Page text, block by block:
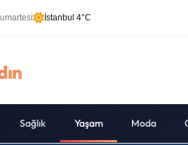
İstanbul 4°C
Sağlık Yaşam Moda